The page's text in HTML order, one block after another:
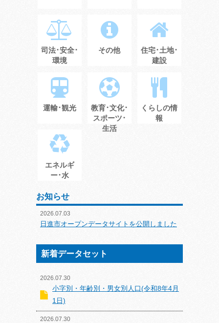
司法･安全･
環境
その他
住宅･土地･
建設
運輸･観光
教育･文化･
スポーツ･
生活
くらしの情
報
エネルギ
ー･水
お知らせ
2026.07.03
日進市オープンデータサイトを公開しました
新着データセット
2026.07.30
小字別・年齢別・男女別人口(令和8年4月
1日)
2026.07.30